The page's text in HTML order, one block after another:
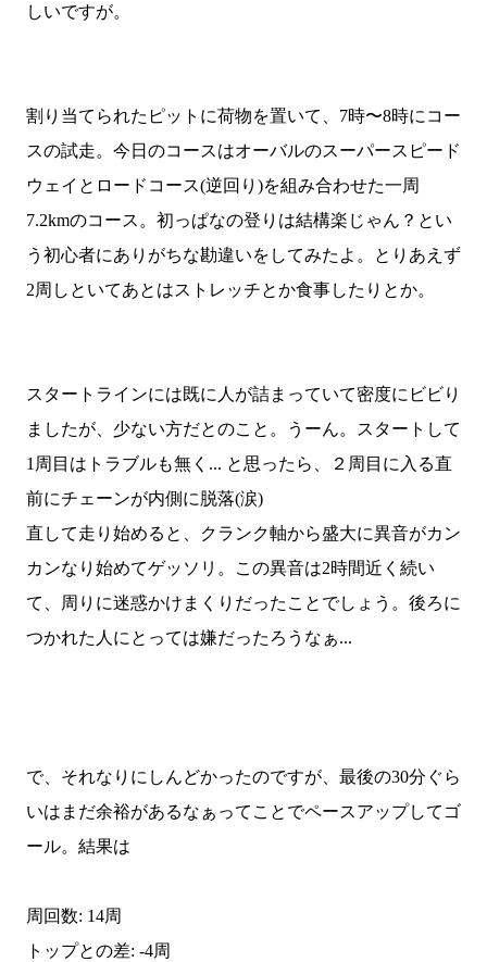
しいですが。
割り当てられたピットに荷物を置いて、7時〜8時にコー
スの試走。今日のコースはオーバルのスーパースピード
ウェイとロードコース(逆回り)を組み合わせた一周
7.2kmのコース。初っぱなの登りは結構楽じゃん？とい
う初心者にありがちな勘違いをしてみたよ。とりあえず
2周しといてあとはストレッチとか食事したりとか。
スタートラインには既に人が詰まっていて密度にビビり
ましたが、少ない方だとのこと。うーん。スタートして
1周目はトラブルも無く... と思ったら、２周目に入る直
前にチェーンが内側に脱落(涙)
直して走り始めると、クランク軸から盛大に異音がカン
カンなり始めてゲッソリ。この異音は2時間近く続い
て、周りに迷惑かけまくりだったことでしょう。後ろに
つかれた人にとっては嫌だったろうなぁ...
で、それなりにしんどかったのですが、最後の30分ぐら
いはまだ余裕があるなぁってことでペースアップしてゴ
ール。結果は
周回数: 14周
トップとの差: -4周